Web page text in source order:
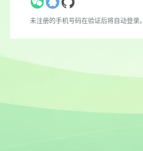
未注册的手机号码在验证后将自动登录。